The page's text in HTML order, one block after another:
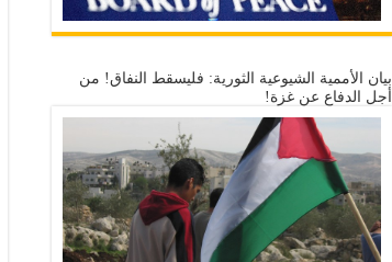
بيان الأممية الشيوعية الثورية: فليسقط النفاق! من
أجل الدفاع عن غزة!